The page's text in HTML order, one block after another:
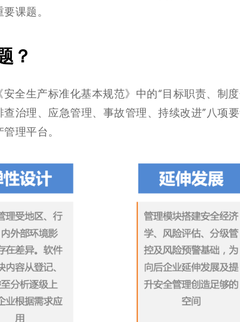
课题。
？
全生产标准化基本规范》中的“目标职责、制
治理、应急管理、事故管理、持续改进”八项
理平台。